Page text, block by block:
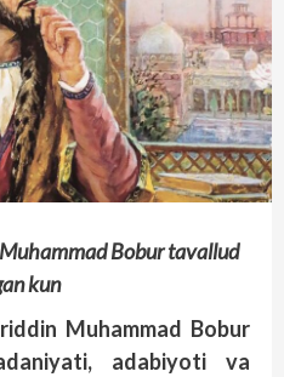
Bobur tavallud
kun
Muhammad Bobur
adabiyoti va